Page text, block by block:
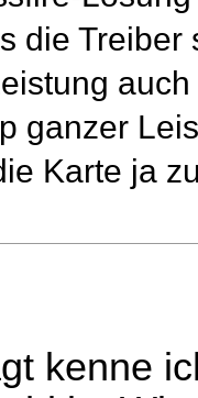
die
ganzer
Karte ja
kenne